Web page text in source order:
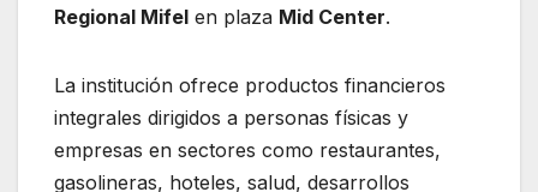
Regional Mifel en plaza Mid Center.
La institución ofrece productos financieros
integrales dirigidos a personas físicas y
empresas en sectores como restaurantes,
gasolineras, hoteles, salud, desarrollos